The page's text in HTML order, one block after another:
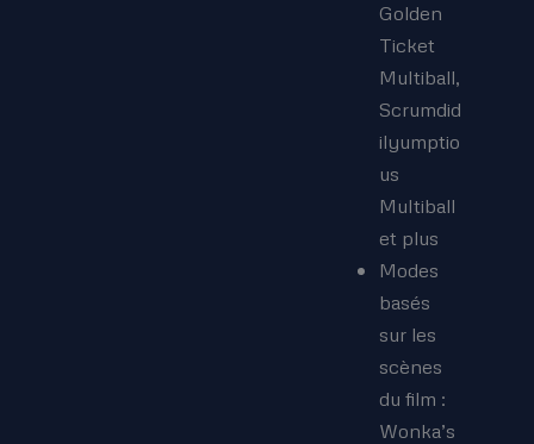
Golden
Ticket
Multiball,
Scrumdid
ilyumptio
us
Multiball
et plus
Modes
basés
sur les
scènes
du film :
Wonka’s